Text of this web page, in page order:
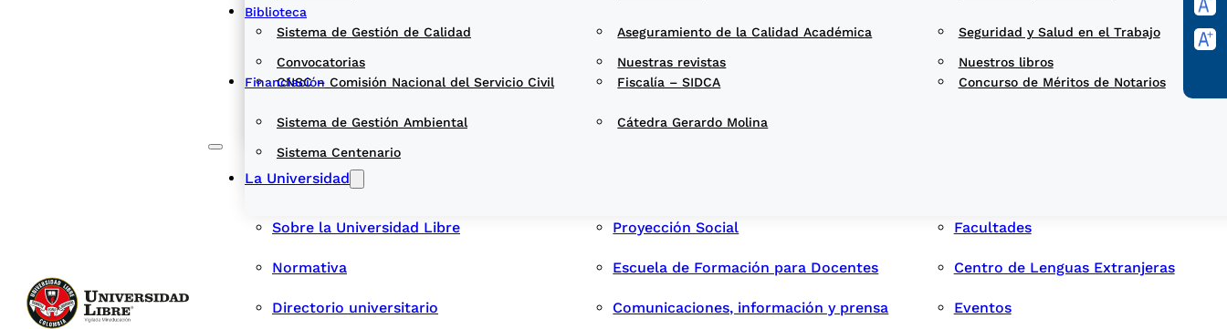
Sistema de Gestión de Calidad Aseguramiento de la Calidad Académica Seguridad y Salud en el Trabajo
Sistema de Gestión Ambiental Cátedra Gerardo Molina
CNSC – Comisión Nacional del Servicio Civil Fiscalía – SIDCA Concurso de Méritos de Notarios
Convocatorias Nuestras revistas Nuestros libros
Sistema Centenario
Biblioteca
Financiación
La Universidad
Sobre la Universidad Libre Proyección Social Facultades
Normativa Escuela de Formación para Docentes Centro de Lenguas Extranjeras
Directorio universitario Comunicaciones, información y prensa Eventos